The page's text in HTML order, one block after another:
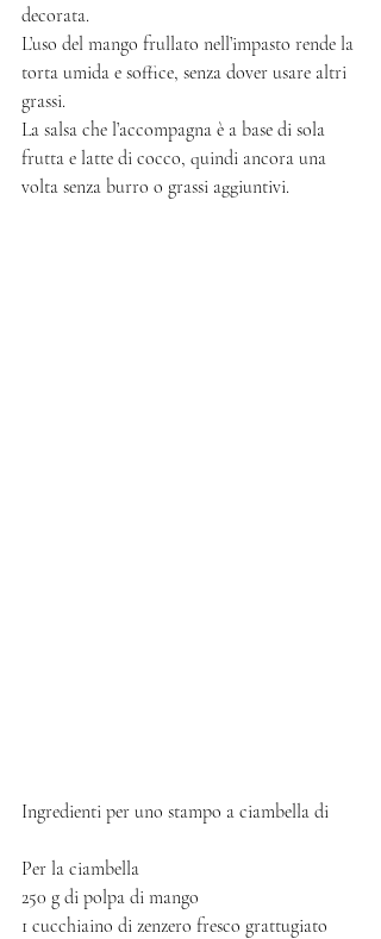
decorata.
L’uso del mango frullato nell’impasto rende la
torta umida e soffice, senza dover usare altri
grassi.
La salsa che l’accompagna è a base di sola
frutta e latte di cocco, quindi ancora una
volta senza burro o grassi aggiuntivi.
Ingredienti per uno stampo a ciambella di
Per la ciambella
250 g di polpa di mango
1 cucchiaino di zenzero fresco grattugiato